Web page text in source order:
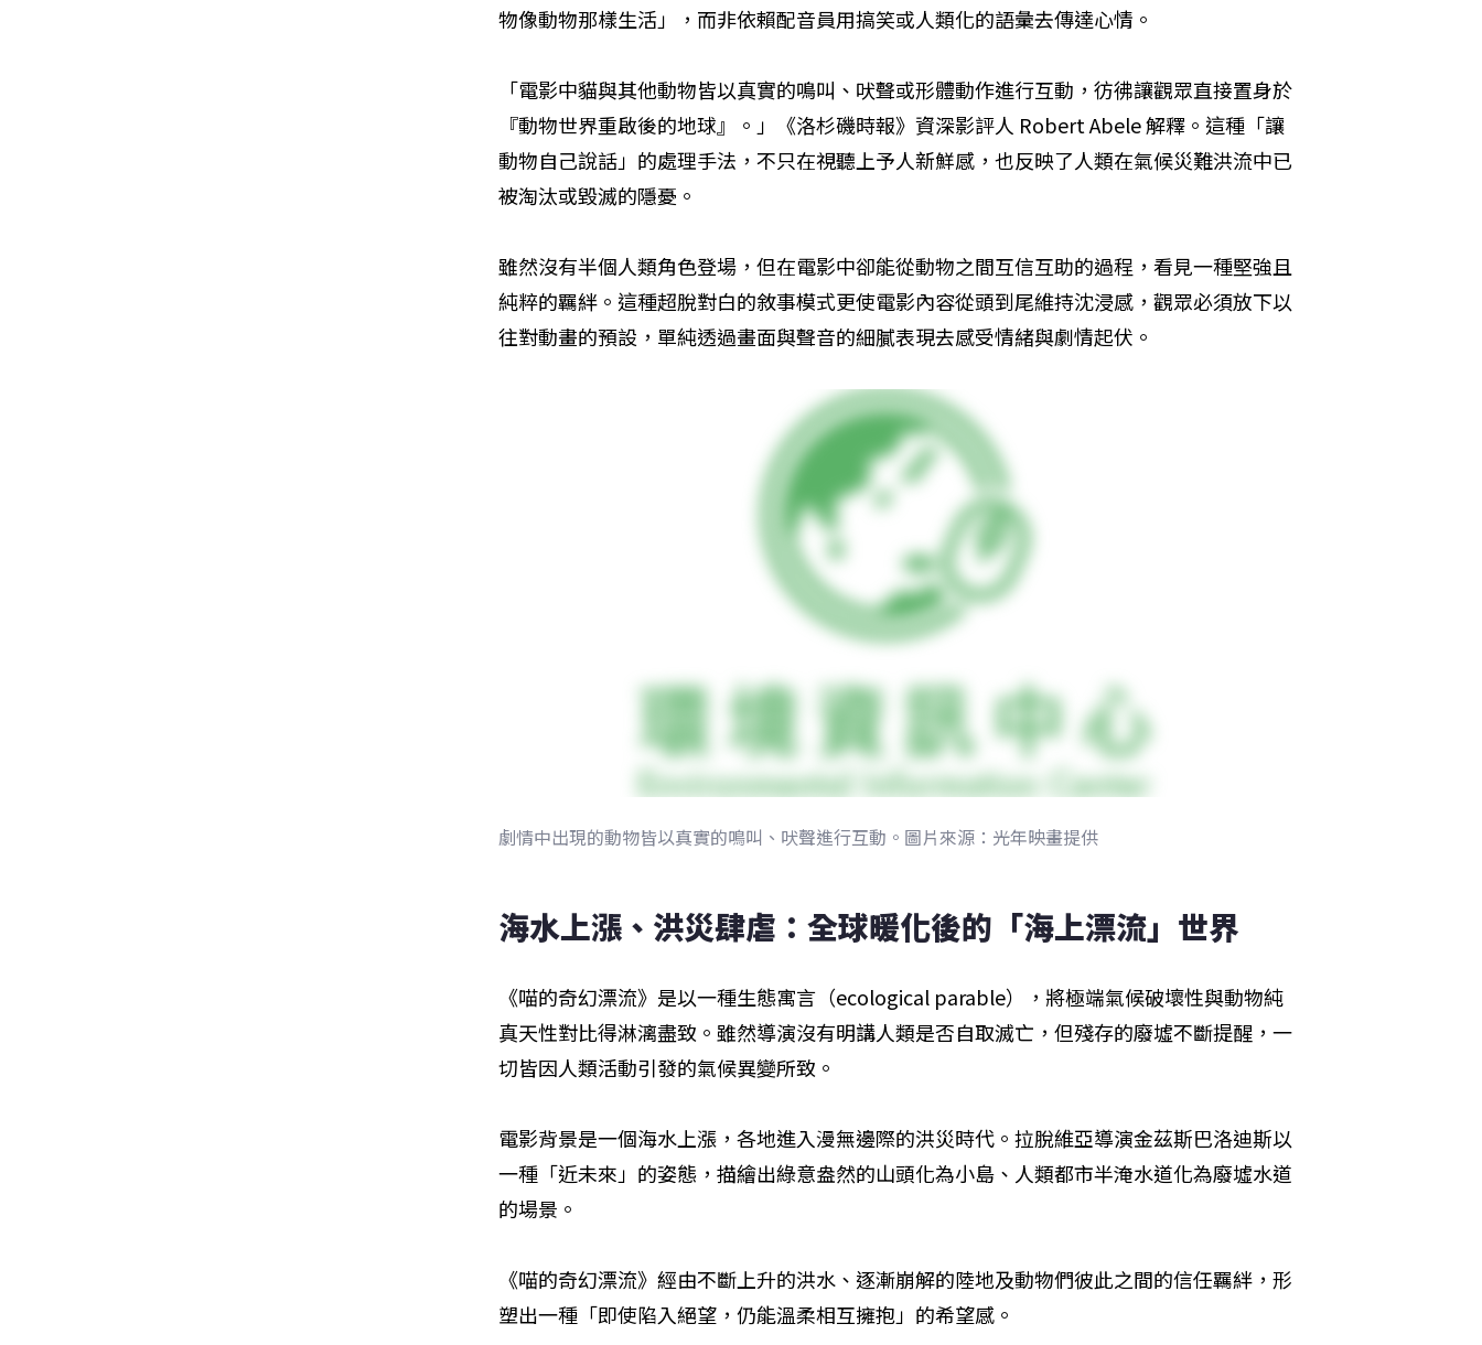
物像動物那樣生活」，而非依賴配音員用搞笑或人類化的語彙去傳達心情。
「電影中貓與其他動物皆以真實的鳴叫、吠聲或形體動作進行互動，彷彿讓觀眾直接置身於
『動物世界重啟後的地球』。」《洛杉磯時報》資深影評人 Robert Abele 解釋。這種「讓
動物自己說話」的處理手法，不只在視聽上予人新鮮感，也反映了人類在氣候災難洪流中已
被淘汰或毀滅的隱憂。
雖然沒有半個人類角色登場，但在電影中卻能從動物之間互信互助的過程，看見一種堅強且
純粹的羈絆。這種超脫對白的敘事模式更使電影內容從頭到尾維持沈浸感，觀眾必須放下以
往對動畫的預設，單純透過畫面與聲音的細膩表現去感受情緒與劇情起伏。
劇情中出現的動物皆以真實的鳴叫、吠聲進行互動。圖片來源：光年映畫提供
海水上漲、洪災肆虐：全球暖化後的「海上漂流」世界
《喵的奇幻漂流》是以一種生態寓言（ecological parable），將極端氣候破壞性與動物純
真天性對比得淋漓盡致。雖然導演沒有明講人類是否自取滅亡，但殘存的廢墟不斷提醒，一
切皆因人類活動引發的氣候異變所致。
電影背景是一個海水上漲，各地進入漫無邊際的洪災時代。拉脫維亞導演金茲斯巴洛迪斯以
一種「近未來」的姿態，描繪出綠意盎然的山頭化為小島、人類都市半淹水道化為廢墟水道
的場景。
《喵的奇幻漂流》經由不斷上升的洪水、逐漸崩解的陸地及動物們彼此之間的信任羈絆，形
塑出一種「即使陷入絕望，仍能溫柔相互擁抱」的希望感。